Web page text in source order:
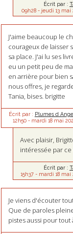
Écrit par :
09h28- jeudi 13 mai
J'aime beaucoup le
courageux de laisser
sa place. J'ai lu ses
eu un petit peu de
en arrière pour bien
nous offres, je
Tania, bises. brigitte
Écrit par : Plumes d
12h50- mardi 18 mai
Avec plaisir,
intéressée par
Écrit par :
15h37- mardi 18 mai
Je viens d'écouter
Que de paroles
pistes aussi pour tout